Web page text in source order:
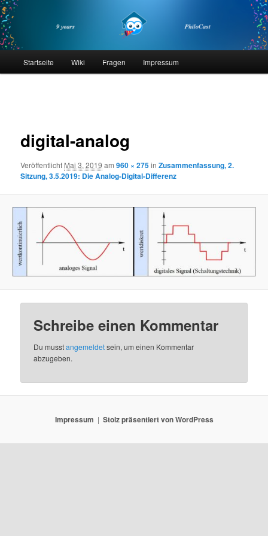
Zum
primären
Inhalt
springenphilocast
Startseite Wiki Fragen Impressum
digital-analog
Veröffentlicht Mai 3, 2019 am960 × 275inZusammenfassung, 2.
Sitzung, 3.5.2019: Die Analog-Digital-Differenz
Schreibe einen Kommentar
Du musstangemeldetsein, um einen Kommentar
abzugeben.
Impressum Stolz präsentiert von WordPress